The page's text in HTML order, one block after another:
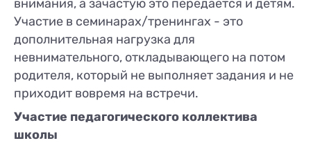
внимания, а зачастую это передается и детям.
Участие в семинарах/тренингах - это
дополнительная нагрузка для
невнимательного, откладывающего на потом
родителя, который не выполняет задания и не
приходит вовремя на встречи.
Участие педагогического коллектива
школы